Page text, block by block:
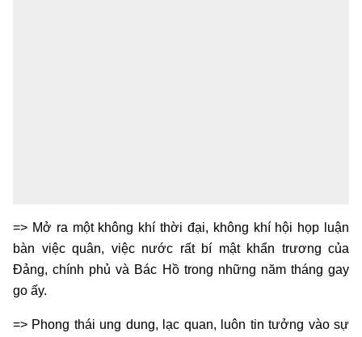
=> Mở ra một không khí thời đại, không khí hội họp luận
bàn việc quân, việc nước rất bí mật khẩn trương của
Đảng, chính phủ và Bác Hồ trong những năm tháng gay
go ấy.
=> Phong thái ung dung, lạc quan, luôn tin tưởng vào sự